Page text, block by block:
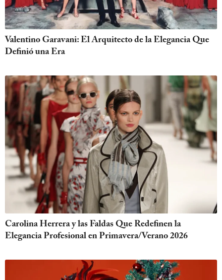
Valentino Garavani: El Arquitecto de la Elegancia Que
Definió una Era
Carolina Herrera y las Faldas Que Redefinen la
Elegancia Profesional en Primavera/Verano 2026